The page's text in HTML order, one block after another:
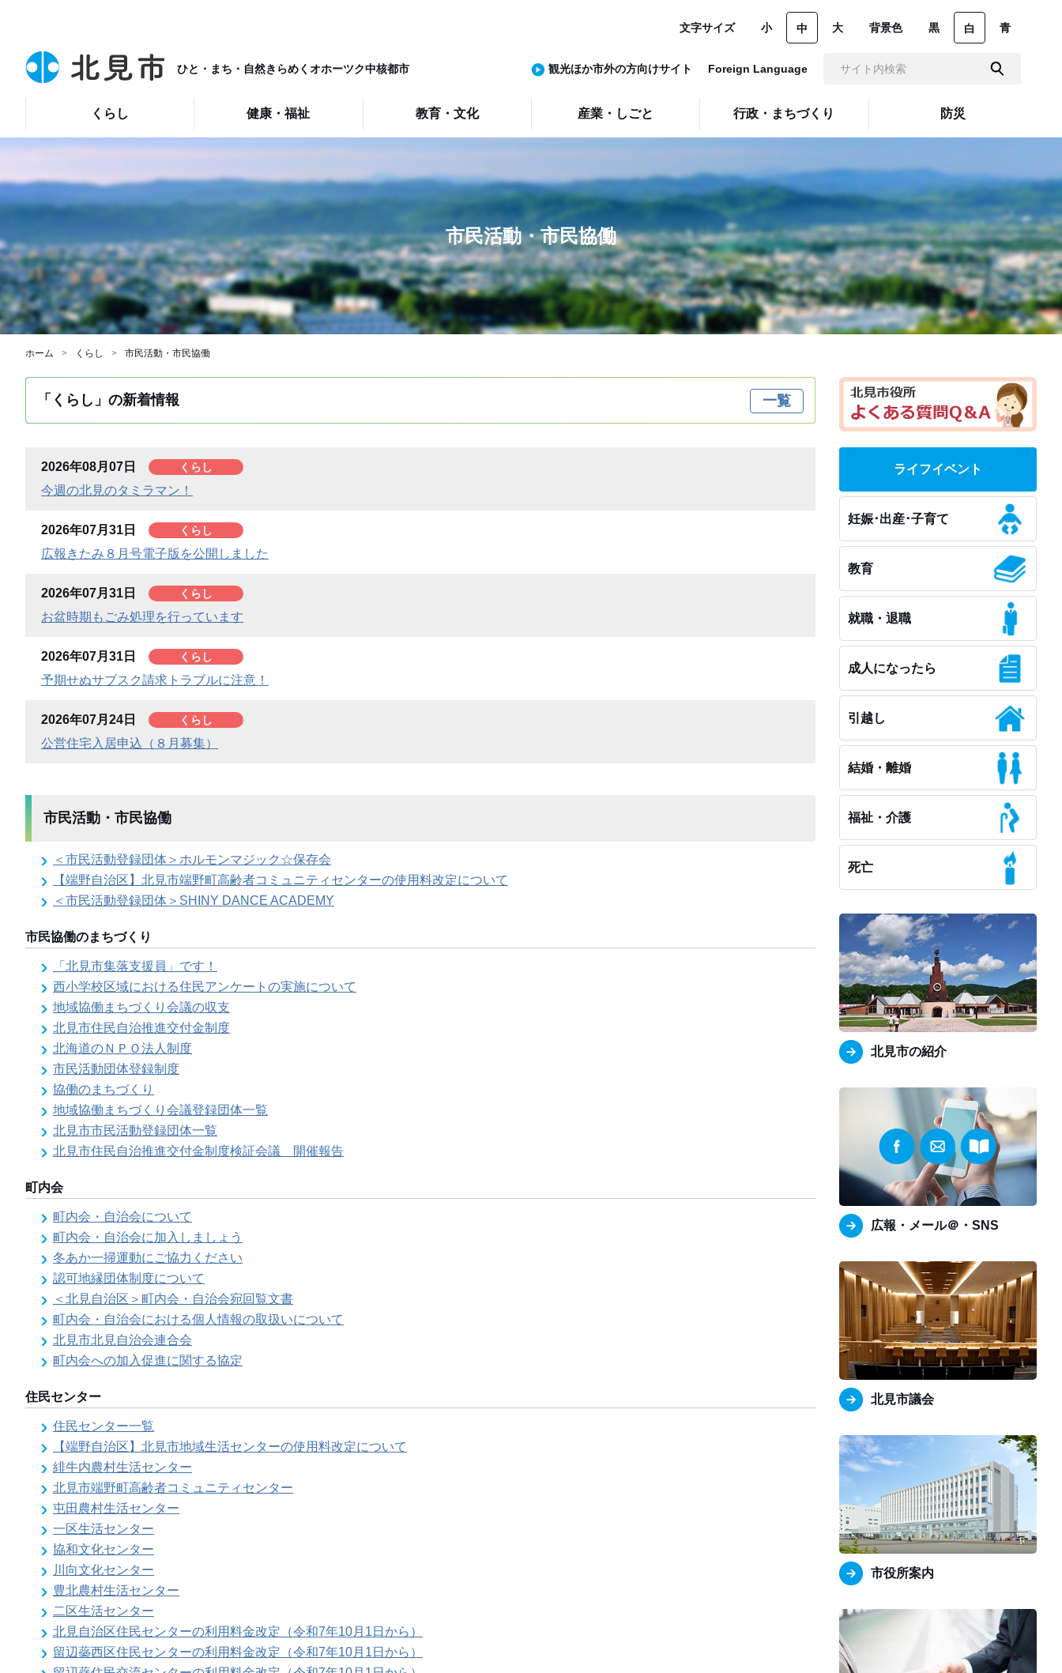
ひと・まち・自然きらめくオホーツク中核都市
くらし 健康・福祉 教育・文化 産業・しごと 行政・まちづくり 防災
文字サイズ 小 中 大 背景色 黒 白 青
観光ほか市外の方向けサイト Foreign Language
市民活動・市民協働
ホーム くらし 市民活動・市民協働
「くらし」の新着情報 一覧
2026年08月07日 くらし
今週の北見のタミラマン！
2026年07月31日 くらし
広報きたみ８月号電子版を公開しました
2026年07月31日 くらし
お盆時期もごみ処理を行っています
2026年07月31日 くらし
予期せぬサブスク請求トラブルに注意！
2026年07月24日 くらし
公営住宅入居申込（８月募集）
市民活動・市民協働
＜市民活動登録団体＞ホルモンマジック☆保存会
【端野自治区】北見市端野町高齢者コミュニティセンターの使用料改定について
＜市民活動登録団体＞SHINY DANCE ACADEMY
市民協働のまちづくり
「北見市集落支援員」です！
西小学校区域における住民アンケートの実施について
地域協働まちづくり会議の収支
北見市住民自治推進交付金制度
北海道のＮＰＯ法人制度
市民活動団体登録制度
協働のまちづくり
地域協働まちづくり会議登録団体一覧
北見市市民活動登録団体一覧
北見市住民自治推進交付金制度検証会議 開催報告
町内会
町内会・自治会について
町内会・自治会に加入しましょう
冬あか一掃運動にご協力ください
認可地縁団体制度について
＜北見自治区＞町内会・自治会宛回覧文書
町内会・自治会における個人情報の取扱いについて
北見市北見自治会連合会
町内会への加入促進に関する協定
住民センター
住民センター一覧
【端野自治区】北見市地域生活センターの使用料改定について
緋牛内農村生活センター
北見市端野町高齢者コミュニティセンター
屯田農村生活センター
一区生活センター
協和文化センター
川向文化センター
豊北農村生活センター
二区生活センター
北見自治区住民センターの利用料金改定（令和7年10月1日から）
留辺蘂西区住民センターの利用料金改定（令和7年10月1日から）
ライフイベント
妊娠･出産･子育て
教育
就職・退職
成人になったら
引越し
結婚・離婚
福祉・介護
死亡
北見市の紹介
広報・メール＠・SNS
北見市議会
市役所案内